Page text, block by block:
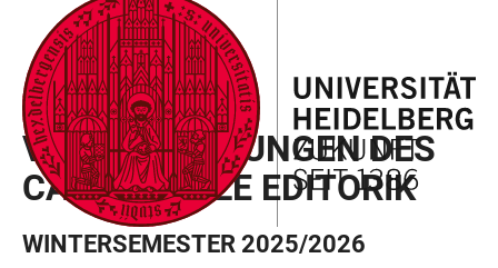
LINKS
ZUR
BARRIEREFREIHEIT
ZUM
HAUPTINHALT
HAUPTNAVIGATION
ÖFFNEN
WEBSEITENSUCHE
ÖFFNEN
CAS DIGITALE EDITORIK
VERANSTALTUNGEN DES
CAS DIGITALE EDITORIK
WINTERSEMESTER 2025/2026